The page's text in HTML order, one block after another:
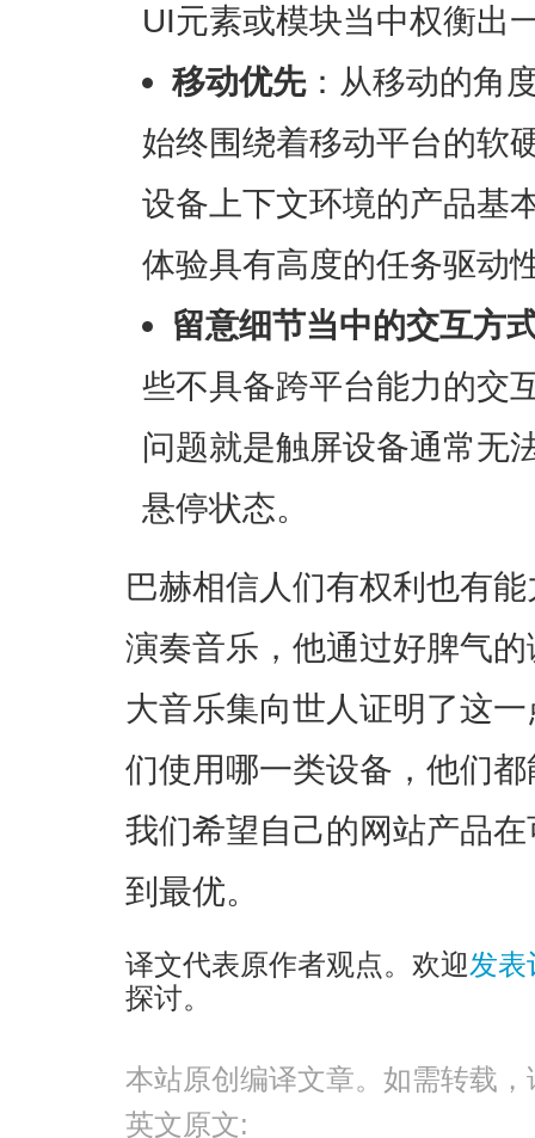
UI元素或模块当中权衡出
移动优先：从移动的角
始终围绕着移动平台的软
设备上下文环境的产品基
体验具有高度的任务驱动
留意细节当中的交互方
些不具备跨平台能力的交
问题就是触屏设备通常无
悬停状态。
巴赫相信人们有权利也有
演奏音乐，他通过好脾气
大音乐集向世人证明了这
们使用哪一类设备，他们
我们希望自己的网站产品
到最优。
译文代表原作者观点。欢迎发表
探讨。
本站原创编译文章。如需转载
英文原文: